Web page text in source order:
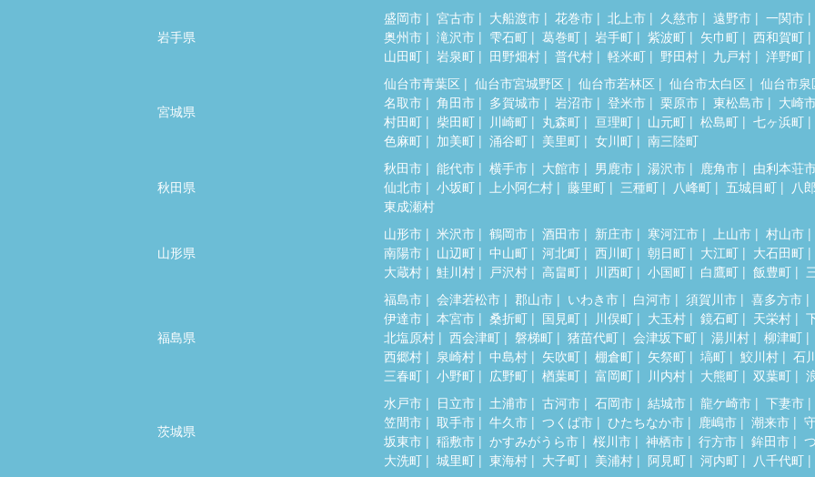
岩手県
盛岡市 宮古市 大船渡市 花巻市 北上市 久慈市 遠野市
一関市
奥州市
滝沢市 雫石町 葛巻町 岩手町 紫波町 矢巾町
西和賀町
山田町
岩泉町 田野畑村 普代村 軽米町 野田村 九戸村 洋野町
宮城県
仙台市青葉区 仙台市宮城野区 仙台市若林区 仙台市太白区
仙台市泉
名取市
角田市 多賀城市 岩沼市 登米市 栗原市 東松島市
大崎
村田町
柴田町 川崎町 丸森町 亘理町 山元町 松島町
七ヶ浜町
色麻町
加美町 涌谷町 美里町 女川町 南三陸町
秋田県
秋田市 能代市 横手市 大館市 男鹿市 湯沢市 鹿角市
由利本荘
仙北市
小坂町 上小阿仁村 藤里町 三種町 八峰町 五城目町
八
東成瀬村
山形県
山形市 米沢市 鶴岡市 酒田市 新庄市 寒河江市 上山市
村山市
南陽市
山辺町 中山町 河北町 西川町 朝日町 大江町
大石田町
大蔵村
鮭川村 戸沢村 高畠町 川西町 小国町 白鷹町 飯豊町
福島県
福島市 会津若松市 郡山市 いわき市 白河市 須賀川市
喜多方市
伊達市
本宮市 桑折町 国見町 川俣町 大玉村 鏡石町 天栄村
北塩原村
西会津町 磐梯町 猪苗代町 会津坂下町 湯川村
柳津町
西郷村
泉崎村 中島村 矢吹町 棚倉町 矢祭町 塙町 鮫川村
石
三春町
小野町 広野町 楢葉町 富岡町 川内村 大熊町 双葉町
茨城県
水戸市 日立市 土浦市 古河市 石岡市 結城市 龍ケ崎市
下妻市
笠間市
取手市 牛久市 つくば市 ひたちなか市 鹿嶋市 潮来市
坂東市
稲敷市 かすみがうら市 桜川市 神栖市 行方市 鉾田市
大洗町
城里町 東海村 大子町 美浦村 阿見町 河内町 八千代町